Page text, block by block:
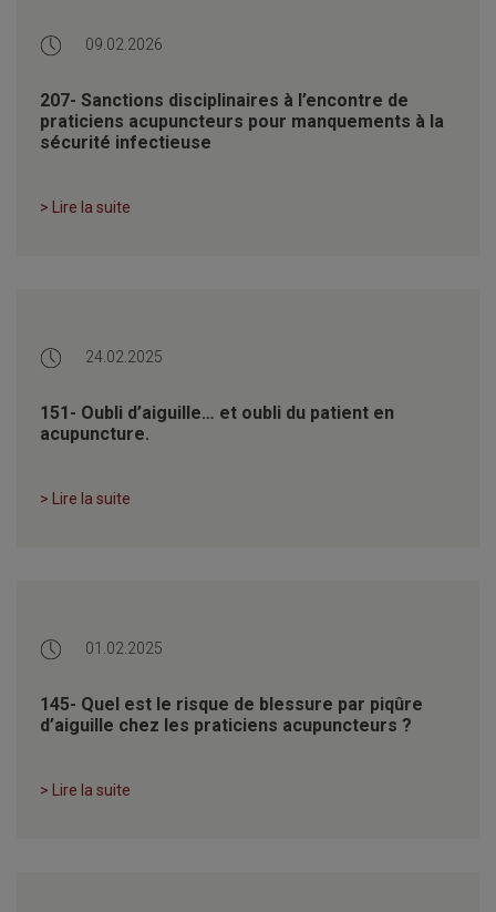
09.02.2026
207- Sanctions disciplinaires à l’encontre de
praticiens acupuncteurs pour manquements à la
sécurité infectieuse
> Lire la suite
24.02.2025
151- Oubli d’aiguille… et oubli du patient en
acupuncture.
> Lire la suite
01.02.2025
145- Quel est le risque de blessure par piqûre
d’aiguille chez les praticiens acupuncteurs ?
> Lire la suite